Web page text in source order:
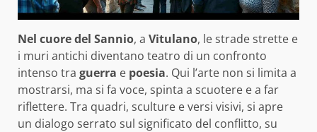
Nel cuore del Sannio, a Vitulano, le strade strette e
i muri antichi diventano teatro di un confronto
intenso tra guerra e poesia. Qui l’arte non si limita a
mostrarsi, ma si fa voce, spinta a scuotere e a far
riflettere. Tra quadri, sculture e versi visivi, si apre
un dialogo serrato sul significato del conflitto, su